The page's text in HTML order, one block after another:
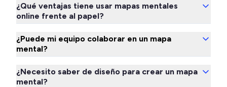
¿Qué ventajas tiene usar mapas mentales
online frente al papel?
¿Puede mi equipo colaborar en un mapa
mental?
¿Necesito saber de diseño para crear un mapa
mental?